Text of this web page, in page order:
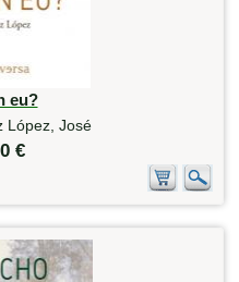
eu?
López, José
€